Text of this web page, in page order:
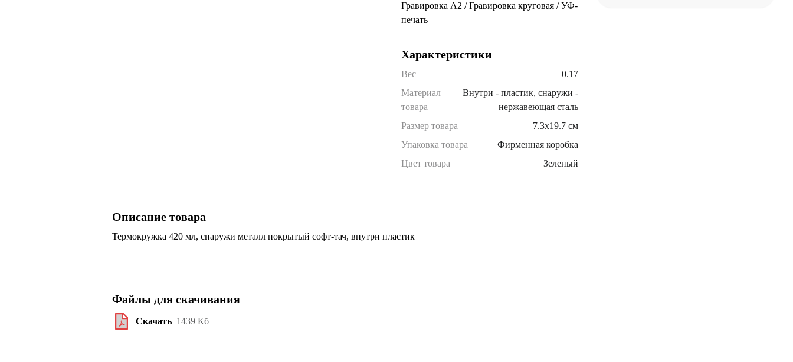
Гравировка А2 / Гравировка круговая / УФ-
печать
Характеристики
Вес
0.17
Материал
товара
Внутри - пластик, снаружи -
нержавеющая сталь
Размер товара
7.3x19.7 см
Упаковка товара
Фирменная коробка
Цвет товара
Зеленый
Описание товара
Термокружка 420 мл, снаружи металл покрытый софт-тач, внутри пластик
Файлы для скачивания
Скачать 1439 Кб